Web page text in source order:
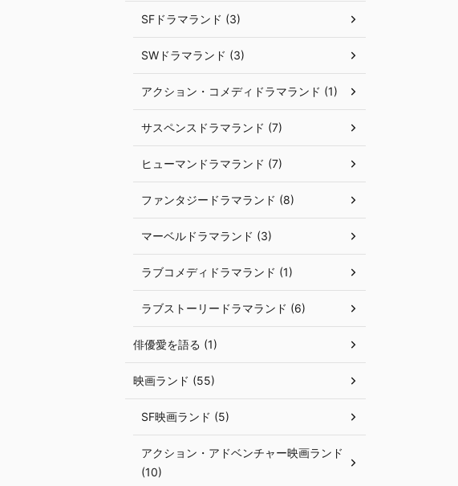
SFドラマランド (3)
SWドラマランド (3)
アクション・コメディドラマランド (1)
サスペンスドラマランド (7)
ヒューマンドラマランド (7)
ファンタジードラマランド (8)
マーベルドラマランド (3)
ラブコメディドラマランド (1)
ラブストーリードラマランド (6)
俳優愛を語る (1)
映画ランド (55)
SF映画ランド (5)
アクション・アドベンチャー映画ランド
(10)